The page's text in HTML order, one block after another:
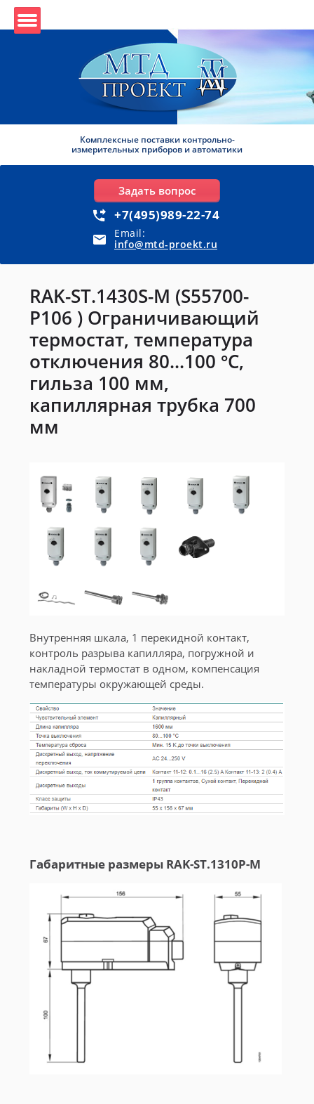
Комплексные поставки контрольно-
измерительных приборов и автоматики
Задать вопрос
+7(495)989-22-74
Email:
info@mtd-proekt.ru
RAK-ST.1430S-M (S55700-
P106 ) Ограничивающий
термостат, температура
отключения 80...100 °C,
гильза 100 мм,
капиллярная трубка 700
мм
Внутренняя шкала, 1 перекидной контакт,
контроль разрыва капилляра, погружной и
накладной термостат в одном, компенсация
температуры окружающей среды.
Габаритные размеры RAK-ST.1310P-M